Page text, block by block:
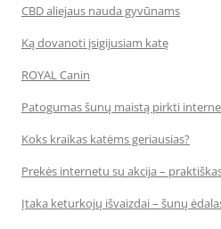
CBD aliejaus nauda gyvūnams
Ką dovanoti įsigijusiam katę
ROYAL Canin
Patogumas šunų maistą pirkti
Koks kraikas katėms geriausias?
Prekės internetu su akcija –
Įtaka keturkojų išvaizdai – šunų